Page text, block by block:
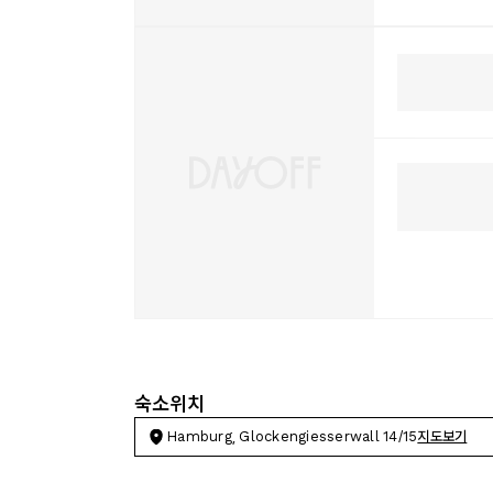
숙소위치
Hamburg, Glockengiesserwall 14/15지도보기